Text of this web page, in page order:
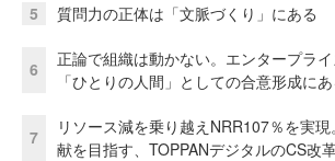
5 質問力の正体は「文脈づくり」にある
6
正論で組織は動かない。エンタープラ
「ひとりの人間」としての合意形成にあ
7
リソース減を乗り越えNRR107％を実
献を目指す、TOPPANデジタルのCS改